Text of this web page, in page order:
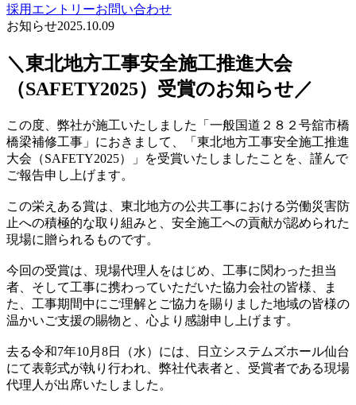
採用エントリーお問い合わせ
お知らせ2025.10.09
＼東北地方工事安全施工推進大会
（SAFETY2025）受賞のお知らせ／
この度、弊社が施工いたしました「一般国道２８２号舘市橋
橋梁補修工事」におきまして、「東北地方工事安全施工推進
大会（SAFETY2025）」を受賞いたしましたことを、謹んで
ご報告申し上げます。
この栄えある賞は、東北地方の公共工事における労働災害防
止への積極的な取り組みと、安全施工への貢献が認められた
現場に贈られるものです。
今回の受賞は、現場代理人をはじめ、工事に関わった担当
者、そして工事に携わっていただいた協力会社の皆様、ま
た、工事期間中にご理解とご協力を賜りました地域の皆様の
温かいご支援の賜物と、心より感謝申し上げます。
去る令和7年10月8日（水）には、日立システムズホール仙台
にて表彰式が執り行われ、弊社代表者と、受賞者である現場
代理人が出席いたしました。